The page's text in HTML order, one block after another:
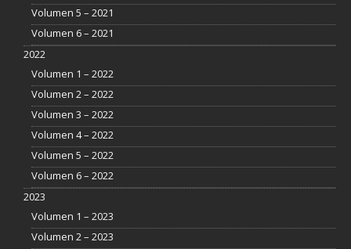
Volumen 5 – 2021
Volumen 6 – 2021
2022
Volumen 1 – 2022
Volumen 2 – 2022
Volumen 3 – 2022
Volumen 4 – 2022
Volumen 5 – 2022
Volumen 6 – 2022
2023
Volumen 1 – 2023
Volumen 2 – 2023